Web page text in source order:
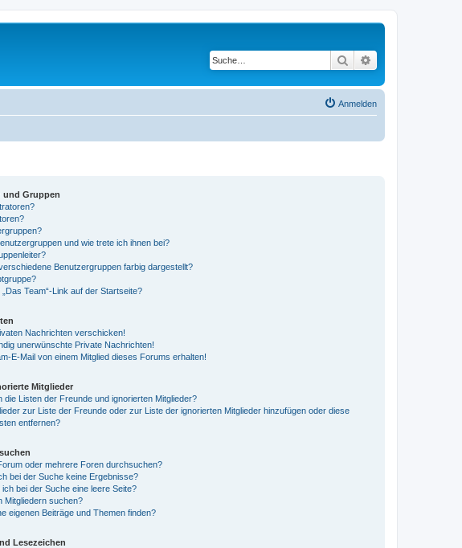
Suche
Anmelden
und Gruppen
und wie trete ich ihnen bei?
Benutzergruppen farbig dargestellt?
Team“-Link auf der Startseite?
Nachrichten verschicken!
unerwünschte Private Nachrichten!
E-Mail von einem Mitglied dieses Forums erhalten!
Mitglieder
die Listen der Freunde und ignorierten Mitglieder?
zur Liste der Freunde oder zur Liste der ignorierten Mitglieder hinzufügen oder diese
entfernen?
oder mehrere Foren durchsuchen?
bei der Suche keine Ergebnisse?
bei der Suche eine leere Seite?
Mitgliedern suchen?
eigenen Beiträge und Themen finden?
Lesezeichen